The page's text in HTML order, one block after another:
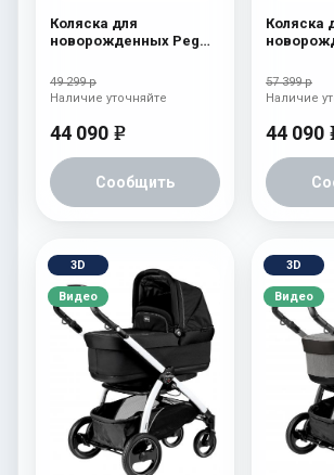
Коляска для
новорожденных Peg
Cream
49 299 р
44 090 e
Сообщить
Наличие уточняйте
Коляска
(шасси
Tulip
57 399 р
44 090
Наличие
3D
Видео
3D
Видео